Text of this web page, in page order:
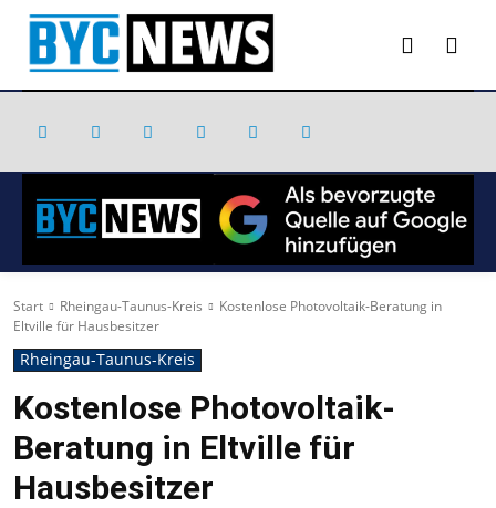
Start Rheingau-Taunus-Kreis
Kostenlose Photovoltaik-Beratung in
Eltville für Hausbesitzer
Rheingau-Taunus-Kreis
Kostenlose Photovoltaik-
Beratung in Eltville für
Hausbesitzer